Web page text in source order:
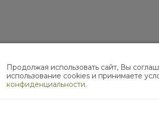
МЫ В СОЦИАЛЬНЫХ
Продолжая использовать сайт, Вы
использование cookies и принимаете
конфиденциальности.